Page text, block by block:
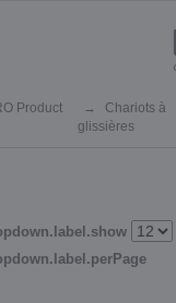
Product
Chariots à
glissières